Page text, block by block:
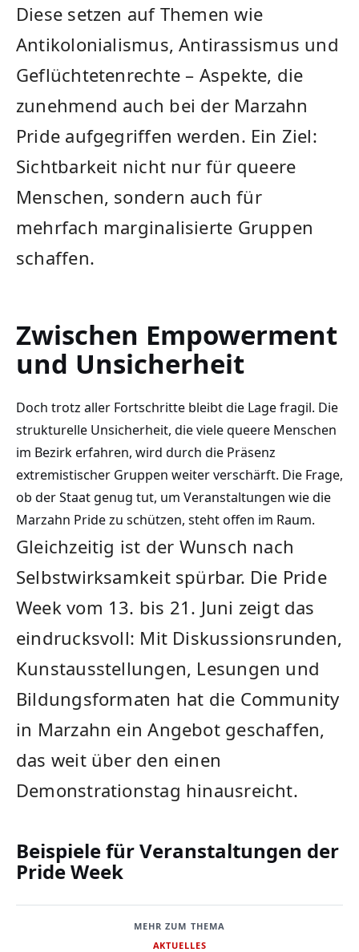
Diese setzen auf Themen wie
Antikolonialismus, Antirassismus und
Geflüchtetenrechte – Aspekte, die
zunehmend auch bei der Marzahn
Pride aufgegriffen werden. Ein Ziel:
Sichtbarkeit nicht nur für queere
Menschen, sondern auch für
mehrfach marginalisierte Gruppen
schaffen.
Zwischen Empowerment
und Unsicherheit
Doch trotz aller Fortschritte bleibt die Lage fragil. Die
strukturelle Unsicherheit, die viele queere Menschen
im Bezirk erfahren, wird durch die Präsenz
extremistischer Gruppen weiter verschärft. Die Frage,
ob der Staat genug tut, um Veranstaltungen wie die
Marzahn Pride zu schützen, steht offen im Raum.
Gleichzeitig ist der Wunsch nach
Selbstwirksamkeit spürbar. Die Pride
Week vom 13. bis 21. Juni zeigt das
eindrucksvoll: Mit Diskussionsrunden,
Kunstausstellungen, Lesungen und
Bildungsformaten hat die Community
in Marzahn ein Angebot geschaffen,
das weit über den einen
Demonstrationstag hinausreicht.
Beispiele für Veranstaltungen der
Pride Week
MEHR ZUM THEMA
AKTUELLES